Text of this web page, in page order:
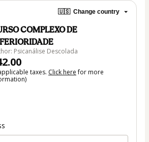
🇺🇸 Change country
COMPLEXO DE
Psicanálise Descolada
taxes. Click herefor more